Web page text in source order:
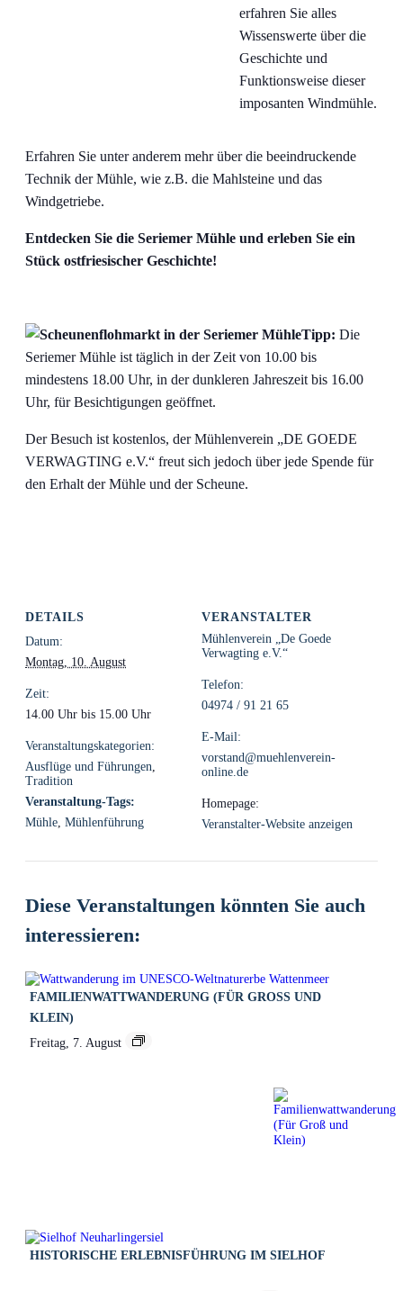
erfahren Sie alles
Wissenswerte über die
Geschichte und
Funktionsweise dieser
imposanten Windmühle.
Erfahren Sie unter anderem mehr über die beeindruckende
Technik der Mühle, wie z.B. die Mahlsteine und das
Windgetriebe.
Entdecken Sie die Seriemer Mühle und erleben Sie ein
Stück ostfriesischer Geschichte!
Tipp: Die
Seriemer Mühle ist täglich in der Zeit von 10.00 bis
mindestens 18.00 Uhr, in der dunkleren Jahreszeit bis 16.00
Uhr, für Besichtigungen geöffnet.
Der Besuch ist kostenlos, der Mühlenverein „DE GOEDE
VERWAGTING e.V.“ freut sich jedoch über jede Spende für
den Erhalt der Mühle und der Scheune.
DETAILS
Datum:
Montag, 10. August
Zeit:
14.00 Uhr bis 15.00 Uhr
Veranstaltungskategorien:
Ausflüge und Führungen
Tradition
Veranstaltung-Tags:
Mühle Mühlenführung
VERANSTALTER
Mühlenverein „De Goede
Verwagting e.V.“
Telefon:
04974 / 91 21 65
E-Mail:
vorstand@muehlenverein-
online.de
Homepage:
Veranstalter-Website anzeigen
Diese Veranstaltungen könnten Sie auch
interessieren:
FAMILIENWATTWANDERUNG (FÜR GROSS UND K
LEIN)
Freitag, 7. August
HISTORISCHE ERLEBNISFÜHRUNG IM SIELHOF